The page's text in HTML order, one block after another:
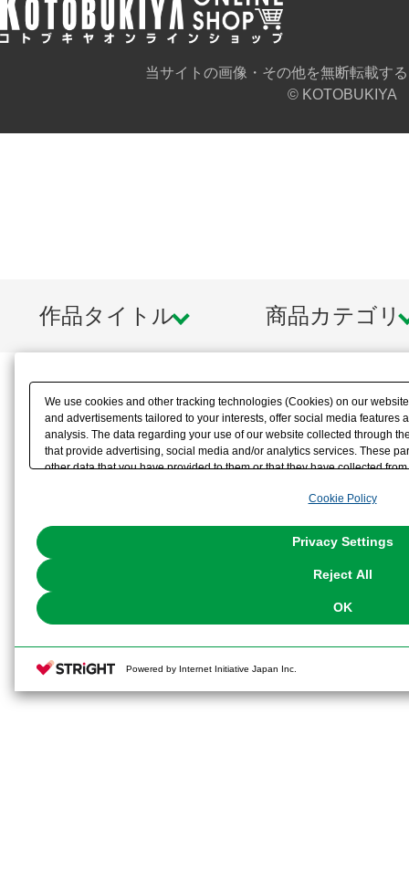
当サイトの画像・その他を無断転載す
© KOTOBUKIYA
作品タイトル 商品カテゴリ
We use cookies and other tracking technologies (Cookies) on our
and advertisements tailored to your interests, offer social media features
analysis. The data regarding your use of our website collected through
that provide advertising, social media and/or analytics services. These
other data that you have provided to them or that they have collected
the use of all Cookies except for Strictly Necessary Cookies, please
You can change your consent or rejection settings at any time via
Cookie Policy
Privacy Settings
Reject All
OK
Powered by Internet Initiative Japan Inc.